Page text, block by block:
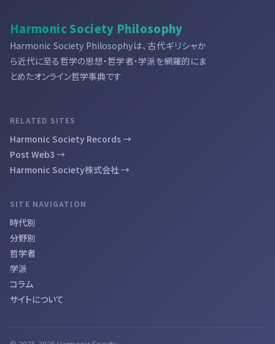
Harmonic Society Philosophy
Harmonic Society Philosophyは、古代ギリシャか
ら近代に至る哲学の思想・哲学者・学派を網羅的にま
とめたオンライン哲学事典です
RELATED SITES
Harmonic Society Records →
Post Web3 →
Harmonic Society株式会社 →
SITE NAVIGATION
時代別
分野別
哲学者
学派
コラム
サイトについて